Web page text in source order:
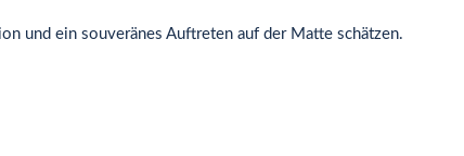
und ein souveränes Auftreten auf der Matte schätzen.